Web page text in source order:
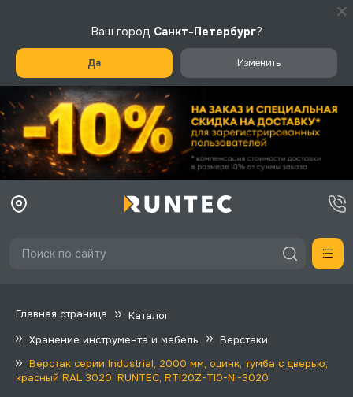
Ваш город Санкт-Петербург?
Да Изменить
Главная страница
Каталог
Хранение инструмента и мебель
Верстаки
Верстак серии Industrial, 2000 мм, оцинк, тумба с дверью,
красный RAL 3020, RUNTEC, RTI20Z-TI0-NI-3020